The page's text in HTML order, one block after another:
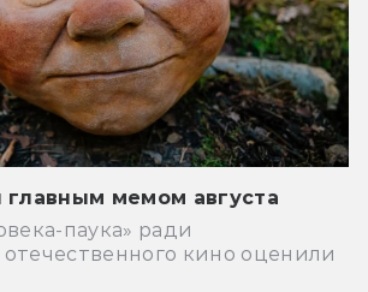
главным мемом августа
паука» ради
кино оценили